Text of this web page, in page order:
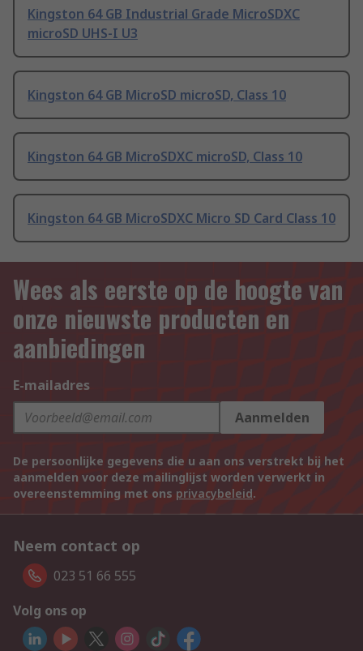
Kingston 64 GB Industrial Grade MicroSDXC
microSD UHS-I U3
Kingston 64 GB MicroSD microSD, Class 10
Kingston 64 GB MicroSDXC microSD, Class 10
Kingston 64 GB MicroSDXC Micro SD Card Class 10
Wees als eerste op de hoogte van
onze nieuwste producten en
aanbiedingen
E-mailadres
Aanmelden
De persoonlijke gegevens die u aan ons verstrekt bij het
aanmelden voor deze mailinglijst worden verwerkt in
overeenstemming met ons privacybeleid.
Neem contact op
023 51 66 555
Volg ons op